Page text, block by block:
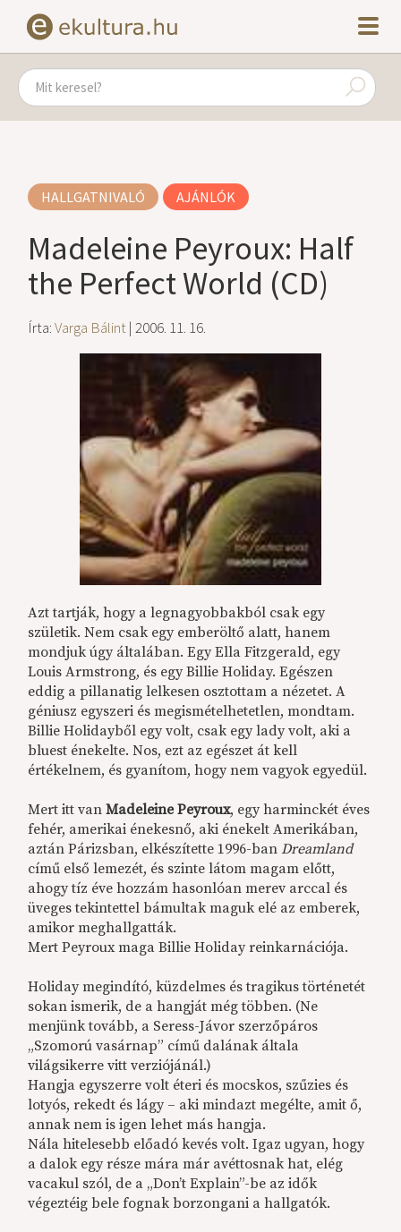
HALLGATNIVALÓ AJÁNLÓK
Madeleine Peyroux: Half
the Perfect World (CD)
Írta:Varga Bálint| 2006. 11. 16.
Azt tartják, hogy a legnagyobbakból csak egy
születik. Nem csak egy emberöltő alatt, hanem
mondjuk úgy általában. Egy Ella Fitzgerald, egy
Louis Armstrong, és egy Billie Holiday. Egészen
eddig a pillanatig lelkesen osztottam a nézetet. A
géniusz egyszeri és megismételhetetlen, mondtam.
Billie Holidayből egy volt, csak egy lady volt, aki a
bluest énekelte. Nos, ezt az egészet át kell
értékelnem, és gyanítom, hogy nem vagyok egyedül.
Mert itt vanMadeleine Peyroux, egy harminckét éves
fehér, amerikai énekesnő, aki énekelt Amerikában,
aztán Párizsban, elkészítette 1996-banDreamland
című első lemezét, és szinte látom magam előtt,
ahogy tíz éve hozzám hasonlóan merev arccal és
üveges tekintettel bámultak maguk elé az emberek,
amikor meghallgatták.
Mert Peyroux maga Billie Holiday reinkarnációja.
Holiday megindító, küzdelmes és tragikus történetét
sokan ismerik, de a hangját még többen. (Ne
menjünk tovább, a Seress-Jávor szerzőpáros
„Szomorú vasárnap” című dalának általa
világsikerre vitt verziójánál.)
Hangja egyszerre volt éteri és mocskos, szűzies és
lotyós, rekedt és lágy – aki mindazt megélte, amit ő,
annak nem is igen lehet más hangja.
Nála hitelesebb előadó kevés volt. Igaz ugyan, hogy
a dalok egy része mára már avéttosnak hat, elég
vacakul szól, de a „Don’t Explain”-be az idők
végeztéig bele fognak borzongani a hallgatók.